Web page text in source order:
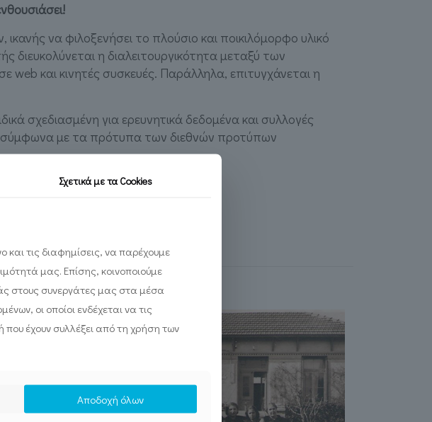
να φιλοξενήσει το πλούσιο και ποικιλόμορφο υλικό
διευκολύνεται η διαλειτουργικότητα μεταξύ των
και κινητές συσκευές. Παράλληλα, επιτυγχάνεται η
σχεδιασμένη για ερευνητικά δεδομένα και συλλογές
σύμφωνα με τα πρότυπα των διεθνών προτύπων
Σχετικά με ταCookies
και τις διαφημίσεις, να παρέχουμε
μας. Επίσης, κοινοποιούμε
στους συνεργάτες μας στα μέσα
οι οποίοι ενδέχεται να τις
έχουν συλλέξει από τη χρήση των
Αποδοχή όλων